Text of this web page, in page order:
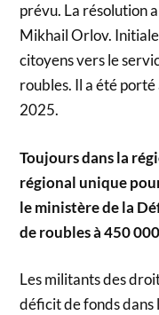
prévu. La résolution
Mikhail Orlov.
citoyens vers le
roubles. Il a été
2025.
Toujours dans la
régional unique
le ministère de la
de roubles à 450
Les militants des
déficit de fonds dans